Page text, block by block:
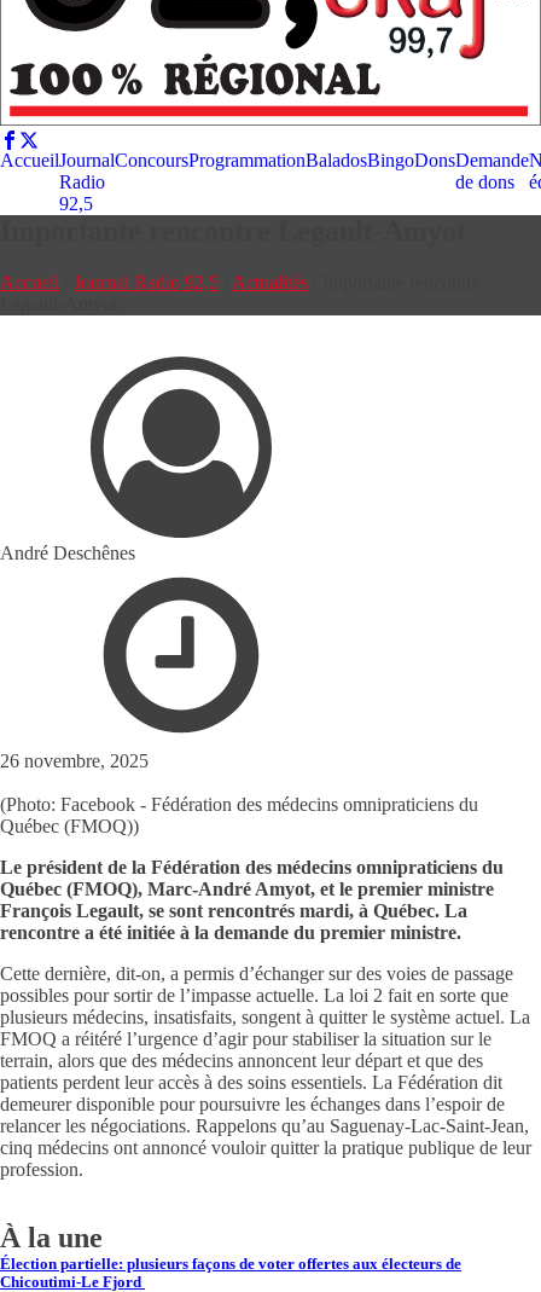
AccueilJournal
Radio
92,5
ConcoursProgrammationBaladosBingoDonsDemande
de dons
Accueil Journal Radio 92,5 Actualités
André Deschênes
26 novembre, 2025
(Photo: Facebook - Fédération des médecins omnipraticiens du
Québec (FMOQ))
Le président de la Fédération des médecins omnipraticiens du
Québec (FMOQ), Marc-André Amyot, et le premier ministre
François Legault, se sont rencontrés mardi, à Québec. La
rencontre a été initiée à la demande du premier ministre.
Cette dernière, dit-on, a permis d’échanger sur des voies de passage
possibles pour sortir de l’impasse actuelle. La loi 2 fait en sorte que
plusieurs médecins, insatisfaits, songent à quitter le système actuel. La
FMOQ a réitéré l’urgence d’agir pour stabiliser la situation sur le
terrain, alors que des médecins annoncent leur départ et que des
patients perdent leur accès à des soins essentiels. La Fédération dit
demeurer disponible pour poursuivre les échanges dans l’espoir de
relancer les négociations. Rappelons qu’au Saguenay-Lac-Saint-Jean,
cinq médecins ont annoncé vouloir quitter la pratique publique de leur
profession.
À la une
Élection partielle: plusieurs façons de voter offertes aux électeurs de
Chicoutimi-Le Fjord